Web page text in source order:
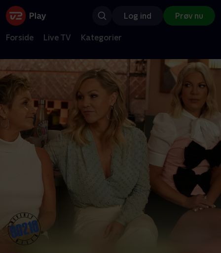
Log ind Prøv nu
Forside Live TV Kategorier